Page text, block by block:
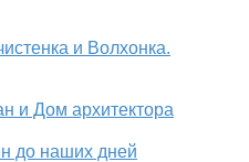
и Волхонка.
и Дом архитектора
до наших дней